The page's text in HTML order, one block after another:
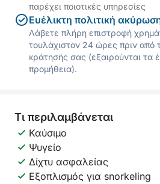
παρέχει ποιοτικές υπηρεσίες
Ευέλικτη πολιτική
Λάβετε πλήρη επιστροφή
τουλάχιστον 24 ώρες πριν από
κράτησής σας (εξαιρούνται τα
προμήθεια).
Τι περιλαμβάνεται
Καύσιμο
Ψυγείο
Δίχτυ ασφαλείας
Εξοπλισμός για snorkeling